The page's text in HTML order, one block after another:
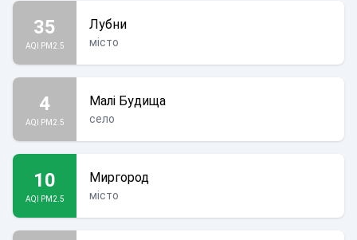
35
AQI PM2.5
Лубни
місто
4
AQI PM2.5
Малі Будища
село
10
AQI PM2.5
Миргород
місто